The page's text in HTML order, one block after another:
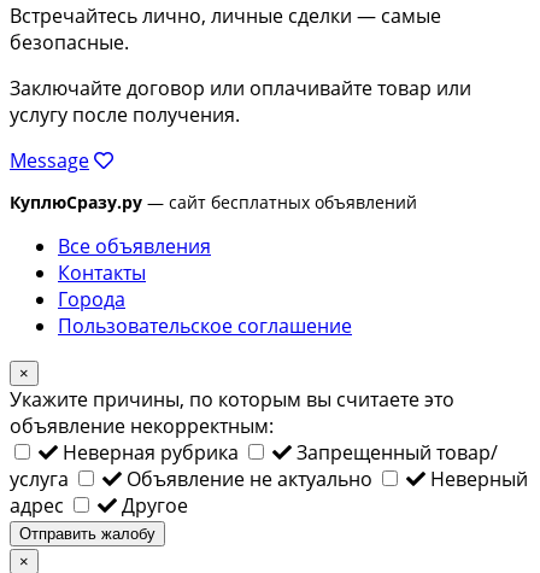
Встречайтесь лично, личные сделки — самые
безопасные.
Заключайте договор или оплачивайте товар или
услугу после получения.
Message
КуплюСразу.ру — сайт бесплатных объявлений
Все объявления
Контакты
Города
Пользовательское соглашение
×
Укажите причины, по которым вы считаете это
объявление некорректным:
Неверная рубрика
Запрещенный товар/
услуга
Объявление не актуально
Неверный
адрес
Другое
Отправить жалобу
×